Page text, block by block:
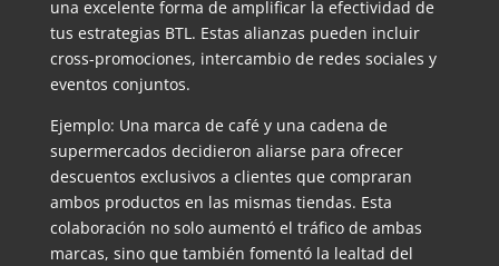
una excelente forma de amplificar la efectividad de
tus estrategias BTL. Estas alianzas pueden incluir
cross-promociones, intercambio de redes sociales y
eventos conjuntos.
Ejemplo: Una marca de café y una cadena de
supermercados decidieron aliarse para ofrecer
descuentos exclusivos a clientes que compraran
ambos productos en las mismas tiendas. Esta
colaboración no solo aumentó el tráfico de ambas
marcas, sino que también fomentó la lealtad del